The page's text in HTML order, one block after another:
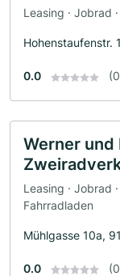
Leasing · Jobrad
Hohenstaufenstr.
0.0
Werner und
Leasing · Jobrad
Fahrradladen
Mühlgasse 10a,
0.0